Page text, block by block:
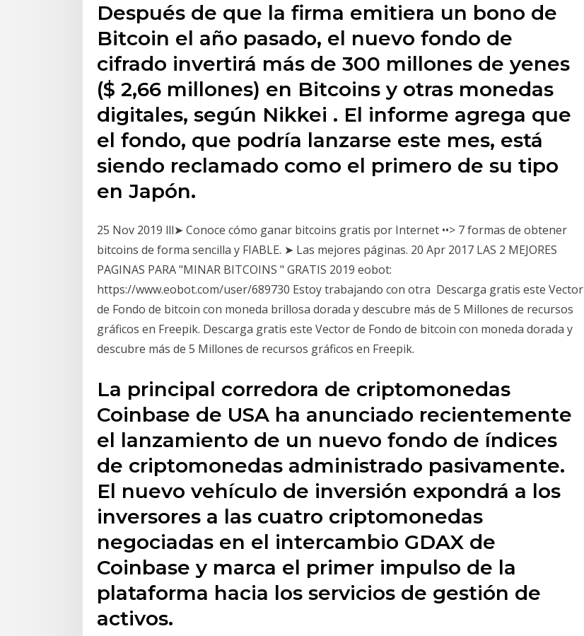
Después de que la firma emitiera un bono de
Bitcoin el año pasado, el nuevo fondo de
cifrado invertirá más de 300 millones de yenes
($ 2,66 millones) en Bitcoins y otras monedas
digitales, según Nikkei . El informe agrega que
el fondo, que podría lanzarse este mes, está
siendo reclamado como el primero de su tipo
en Japón.
25 Nov 2019 lll➤ Conoce cómo ganar bitcoins gratis por Internet ••> 7 formas de obtener
bitcoins de forma sencilla y FIABLE. ➤ Las mejores páginas. 20 Apr 2017 LAS 2 MEJORES
PAGINAS PARA "MINAR BITCOINS " GRATIS 2019 eobot:
https://www.eobot.com/user/689730 Estoy trabajando con otra Descarga gratis este Vector
de Fondo de bitcoin con moneda brillosa dorada y descubre más de 5 Millones de recursos
gráficos en Freepik. Descarga gratis este Vector de Fondo de bitcoin con moneda dorada y
descubre más de 5 Millones de recursos gráficos en Freepik.
La principal corredora de criptomonedas
Coinbase de USA ha anunciado recientemente
el lanzamiento de un nuevo fondo de índices
de criptomonedas administrado pasivamente.
El nuevo vehículo de inversión expondrá a los
inversores a las cuatro criptomonedas
negociadas en el intercambio GDAX de
Coinbase y marca el primer impulso de la
plataforma hacia los servicios de gestión de
activos.